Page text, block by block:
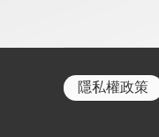
隱私權政策